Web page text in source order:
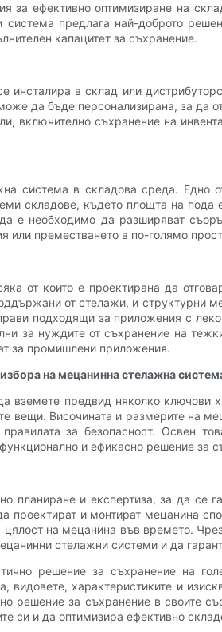
за ефективно оптимизиране на
предлага най-доброто
капацитет за съхранение.
инсталира в склад или
да бъде персонализирана, за да
включително съхранение на
система в складова среда. Едно
складове, където площта на пода
е необходимо да разширяват
или преместването в по-голямо
от които е проектирана да
от стелажи, и структурни
подходящи за приложения с
за нуждите от съхранение на
за промишлени приложения.
на мецанинна стелажна
вземете предвид няколко
вещи. Височината и размерите на
за безопасност. Освен
и ефикасно решение за
планиране и експертиза, за да се
проектират и монтират мецанина
на мецанина във времето.
стелажни системи и да
решение за съхранение на
видовете, характеристиките и
решение за съхранение в своите
си и да оптимизира ефективно